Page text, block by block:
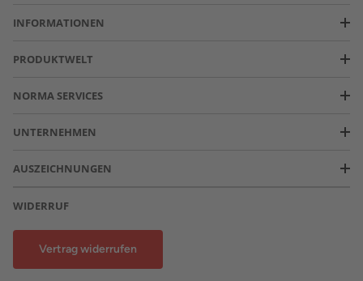
INFORMATIONEN
PRODUKTWELT
NORMA SERVICES
UNTERNEHMEN
AUSZEICHNUNGEN
WIDERRUF
Vertrag widerrufen